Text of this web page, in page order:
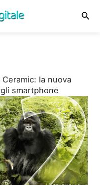
Ceramic: la nuova
smartphone